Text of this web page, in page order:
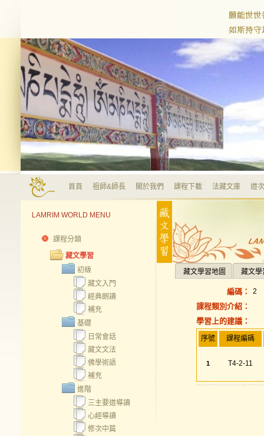
首頁 祖師&師長 關於我們 課程下載 法藏文庫 道
LAMRIM WORLD MENU
課程分類
藏文學習
初級
藏文入門
經典朗讀
補充
基礎
日常會話
藏文文法
佛學術語
補充
進階
三主要道導讀
心經導讀
修次中篇
藏文學習地圖 藏文學
編碼： 2
課程類別介紹：
學習上的建議：
序號 課程編碼
1 T4-2-11